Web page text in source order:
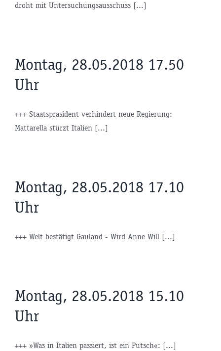
droht mit Untersuchungsausschuss [...]
Montag, 28.05.2018 17.50
Uhr
+++ Staatspräsident verhindert neue Regierung:
Mattarella stürzt Italien [...]
Montag, 28.05.2018 17.10
Uhr
+++ Welt bestätigt Gauland - Wird Anne Will [...]
Montag, 28.05.2018 15.10
Uhr
+++ »Was in Italien passiert, ist ein Putsch«: [...]